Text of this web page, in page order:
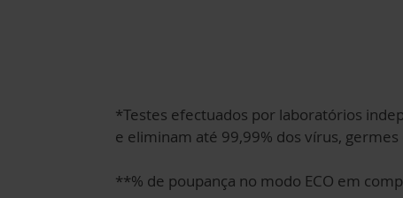
*Testes efectuados por laboratórios
e eliminam até 99,99% dos vírus, germes
**% de poupança no modo ECO em